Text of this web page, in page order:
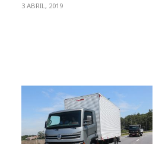
3 ABRIL, 2019
VER NOTA